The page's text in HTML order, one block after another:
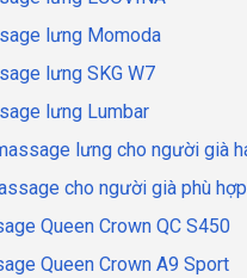
lưng Momoda
lưng SKG W7
lưng Lumbar
lưng cho người già
cho người già phù
Queen Crown QC S450
Queen Crown A9 Sport